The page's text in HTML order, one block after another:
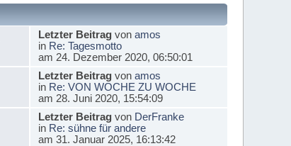
Letzter Beitragvon amos
in Re: Tagesmotto
am 24. Dezember 2020, 06:50:01
Letzter Beitragvon amos
in Re: VON WOCHE ZU WOCHE
am 28. Juni 2020, 15:54:09
Letzter Beitragvon DerFranke
in Re: sühne für andere
am 31. Januar 2025, 16:13:42